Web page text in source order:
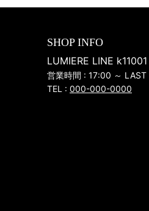
SHOP INFO
LUMIERE LINE k11001
営業時間 : 17:00 ～ LAST
TEL : 000-000-0000